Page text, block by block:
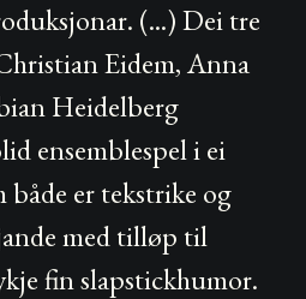
(...) Dei tre
Eidem, Anna
Heidelberg
ensemblespel i ei
både er tekstrike og
med tilløp til
fin slapstickhumor.